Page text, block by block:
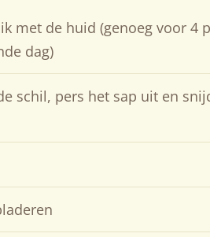
met de huid (genoeg voor 4
dag)
schil, pers het sap uit en